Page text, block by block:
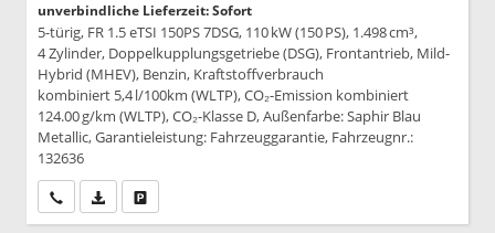
unverbindliche Lieferzeit: Sofort
5-türig, FR 1.5 eTSI 150PS 7DSG, 110 kW (150 PS), 1.498 cm³,
4 Zylinder, Doppelkupplungsgetriebe (DSG), Frontantrieb, Mild-
Hybrid (MHEV), Benzin, Kraftstoffverbrauch
kombiniert 5,4 l/100km (WLTP), CO₂-Emission kombiniert
124.00 g/km (WLTP), CO₂-Klasse D, Außenfarbe: Saphir Blau
Metallic, Garantieleistung: Fahrzeuggarantie, Fahrzeugnr.:
132636
Wir rufen Sie anPDF-Datei, Fahrzeugexposé drucken